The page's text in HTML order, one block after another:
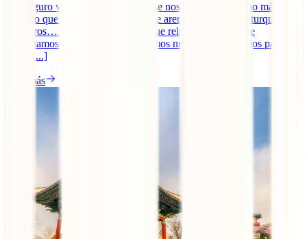
¿Es seguro viajar a Maldivas? No se nos ocurre un destino más
relajado que este. Playas infinitas de arena blanca, aguas turquesas,
cocoteros… ¿Pero es oro todo lo que reluce? Si bien ya te
adelantamos un poco cuando te dimos nuestros 10 consejos para
viajar [...]
Leer más